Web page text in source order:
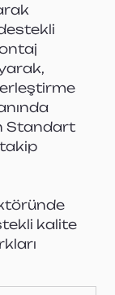
Standart
takip
kalite